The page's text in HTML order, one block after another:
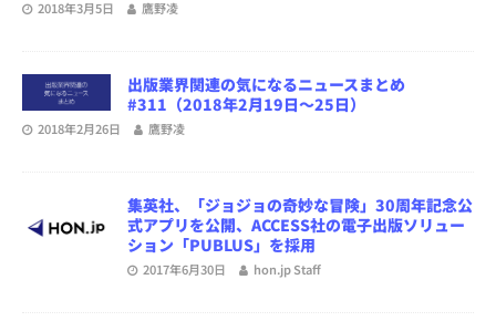
2018年3月5日 鷹野凌
出版業界関連の気になるニュースまとめ
#311（2018年2月19日～25日）
2018年2月26日 鷹野凌
集英社、「ジョジョの奇妙な冒険」30周年記念公
式アプリを公開、ACCESS社の電子出版ソリュー
ション「PUBLUS」を採用
2017年6月30日 hon.jp Staff